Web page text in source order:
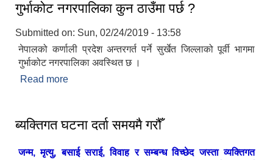
गुर्भाकोट नगरपालिका कुन ठाउँमा पर्छ ?
Submitted on: Sun, 02/24/2019 - 13:58
नेपालको कर्णाली प्रदेश अन्तरगर्त पर्ने सुर्खेत जिल्लाको पूर्वी भागमा
गुर्भाकोट नगरपालिका अवस्थित छ ।
Read more
ब्यक्तिगत घटना दर्ता समयमै गरौँ
जन्म, मृत्यु, बसाई सराई, विवाह र सम्बन्ध विच्छेद जस्ता व्यक्तिगत